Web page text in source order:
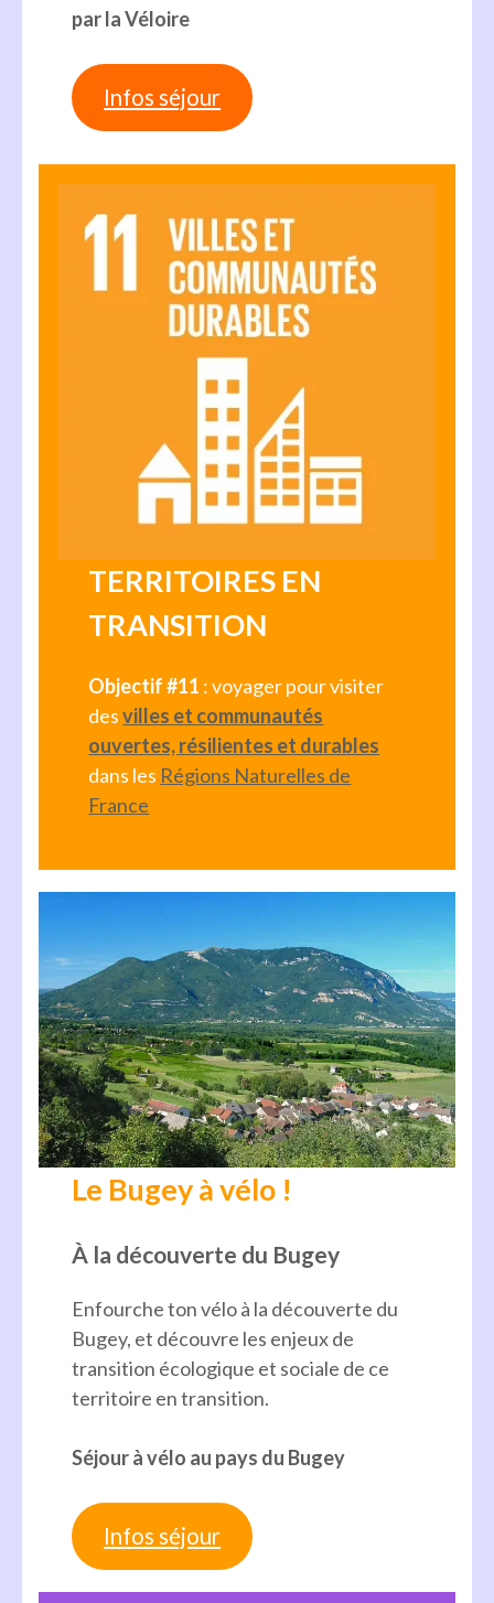
par la Véloire
Infos séjour
TERRITOIRES EN
TRANSITION
Objectif #11 : voyager pour visiter
desvilles et communautés
ouvertes, résilientes et durables
dans les Régions Naturelles de
France
Le Bugey à vélo !
À la découverte du Bugey
Enfourche ton vélo à la découverte du
Bugey, et découvre les enjeux de
transition écologique et sociale de ce
territoire en transition.
Séjour à vélo au pays du Bugey
Infos séjour